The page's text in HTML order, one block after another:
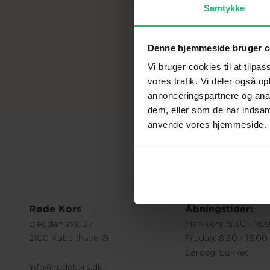
Samtykke
Denne hjemmeside bruger
Vi bruger cookies til at
vores trafik. Vi deler også
annonceringspartnere og
dem, eller som de har
anvende vores hjemmeside.
Røde Kors
Blegdamsvej 27
2100 København Ø
info@rodekors.dk
Åbningstider:
Man-tors: 8.30 -
Fredag: 8.30 - 15.00
Lørdag: Lukket